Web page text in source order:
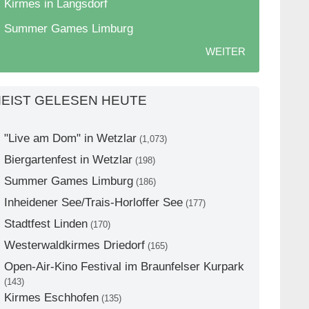
Kirmes in Langsdorf
Summer Games Limburg
WEITER
GELESEN HEUTE
"Live am Dom" in Wetzlar (1,073)
Biergartenfest in Wetzlar (198)
Summer Games Limburg (186)
Inheidener See/Trais-Horloffer See (177)
Stadtfest Linden (170)
Westerwaldkirmes Driedorf (165)
Open-Air-Kino Festival im Braunfelser Kurpark
(143)
Kirmes Eschhofen (135)